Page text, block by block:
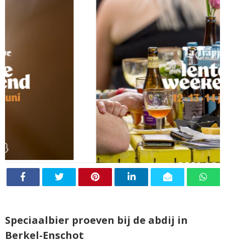
Speciaalbier proeven bij de abdij in
Berkel-Enschot